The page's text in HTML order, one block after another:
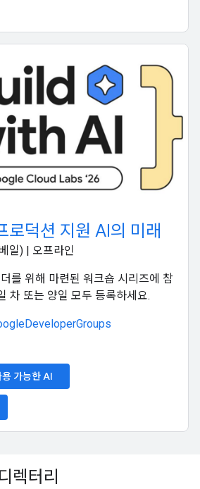
로덕션 지원 AI의 미래
일) | 오프라인
를 위해 마련된 워크숍 시리즈에 참
차 또는 양일 모두 등록하세요.
가능한 AI
렉터리